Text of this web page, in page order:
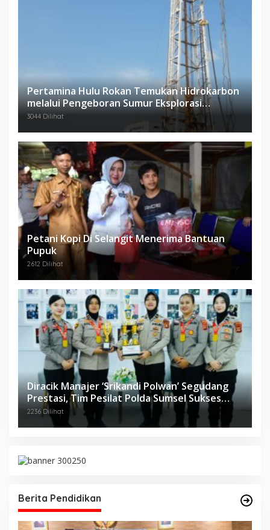
Pertamina Hulu Rokan Temukan Hidrokarbon
melalui Pengeboran Sumur Eksplorasi
Anggrek Violet (AVO)-001
3044 Dilihat
Petani Kopi Di Selangit Menerima Bantuan
Pupuk
2612 Dilihat
Diracik Manajer ‘Srikandi Polwan’ Segudang
Prestasi, Tim Pesilat Polda Sumsel Sukses
Diajang Kejurnas Menpora Cup II 2024
2236 Dilihat
Berita Pendidikan